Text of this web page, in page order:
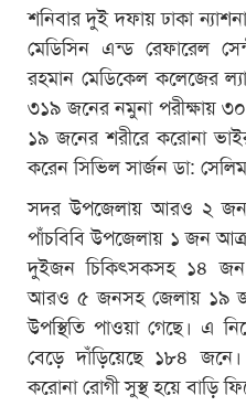
শনিবার দুই দফায় ঢাকা
মেডিসিন এন্ড রেফারেল
রহমান মেডিকেল কলেজের
৩১৯ জনের নমুনা পরীক্ষায়
১৯ জনের শরীরে করোনা
করেন সিভিল সার্জন ডা:
সদর উপজেলায় আরও ২
পাঁচবিবি উপজেলায় ১ জন
দুইজন চিকিৎসকসহ ১৪ জন
আরও ৫ জনসহ জেলায় ১৯
উপস্থিতি পাওয়া গেছে। এ
বেড়ে দাঁড়িয়েছে ১৮৪
করোনা রোগী সুস্থ হয়ে বাড়ি